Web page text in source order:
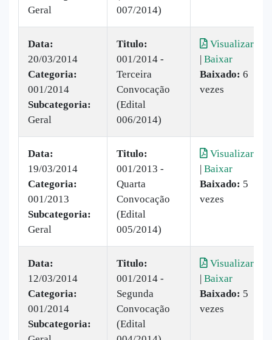
Geral
007/2014)
Data:
20/03/2014
Categoria:
001/2014
Subcategoria:
Geral
Titulo:
001/2014 -
Terceira
Convocação
(Edital
006/2014)
Visualizar
| Baixar
Baixado: 6
vezes
Data:
19/03/2014
Categoria:
001/2013
Subcategoria:
Geral
Titulo:
001/2013 -
Quarta
Convocação
(Edital
005/2014)
Visualizar
| Baixar
Baixado: 5
vezes
Data:
12/03/2014
Categoria:
001/2014
Subcategoria:
Titulo:
001/2014 -
Segunda
Convocação
(Edital
Visualizar
| Baixar
Baixado: 5
vezes